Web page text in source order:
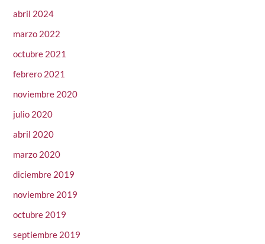
abril 2024
marzo 2022
octubre 2021
febrero 2021
noviembre 2020
julio 2020
abril 2020
marzo 2020
diciembre 2019
noviembre 2019
octubre 2019
septiembre 2019